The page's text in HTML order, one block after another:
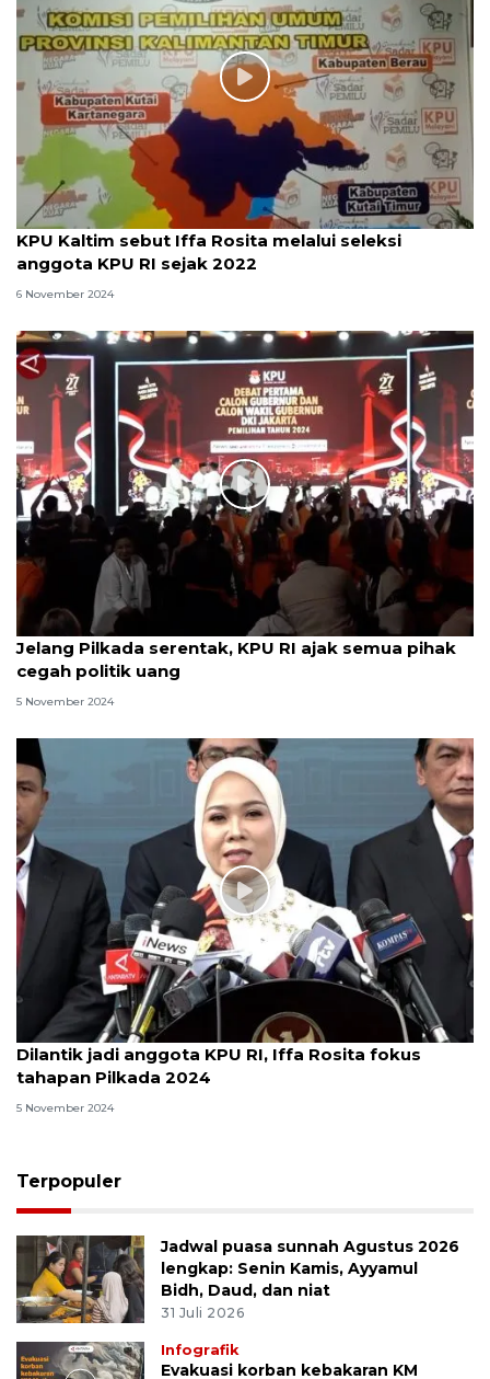
KPU Kaltim sebut Iffa Rosita melalui seleksi
anggota KPU RI sejak 2022
6 November 2024
Jelang Pilkada serentak, KPU RI ajak semua pihak
cegah politik uang
5 November 2024
Dilantik jadi anggota KPU RI, Iffa Rosita fokus
tahapan Pilkada 2024
5 November 2024
Terpopuler
Jadwal puasa sunnah Agustus 2026
lengkap: Senin Kamis, Ayyamul
Bidh, Daud, dan niat
31 Juli 2026
Infografik
Evakuasi korban kebakaran KM